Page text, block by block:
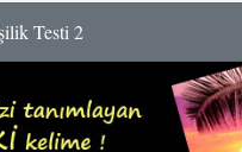
Testi 2